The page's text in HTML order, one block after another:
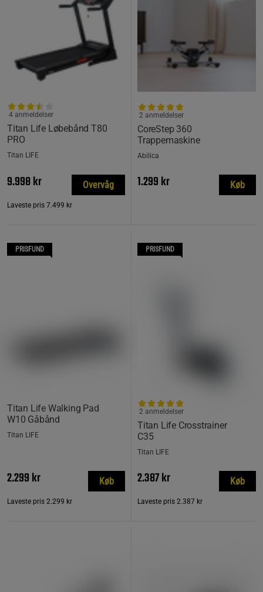
Titan Life Løbebånd T80
PRO
4 anmeldelser
Titan LIFE
9.998 kr
Laveste pris 7.499 kr
Overvåg
CoreStep 360
Trappemaskine
2 anmeldelser
Abilica
1.299 kr Køb
PRISFUND
Titan Life Walking Pad
W10 Gåbånd
Titan LIFE
2.299 kr
Laveste pris 2.299 kr
Køb
PRISFUND
Titan Life Crosstrainer
C35
2 anmeldelser
Titan LIFE
2.387 kr
Laveste pris 2.387 kr
Køb